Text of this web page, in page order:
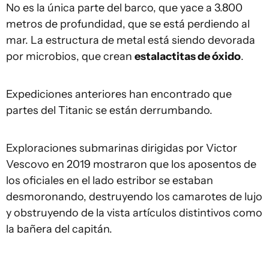
No es la única parte del barco, que yace a 3.800
metros de profundidad, que se está perdiendo al
mar. La estructura de metal está siendo devorada
por microbios, que crean estalactitas de óxido.
Expediciones anteriores han encontrado que
partes del Titanic se están derrumbando.
Exploraciones submarinas dirigidas por Victor
Vescovo en 2019 mostraron que los aposentos de
los oficiales en el lado estribor se estaban
desmoronando, destruyendo los camarotes de lujo
y obstruyendo de la vista artículos distintivos como
la bañera del capitán.